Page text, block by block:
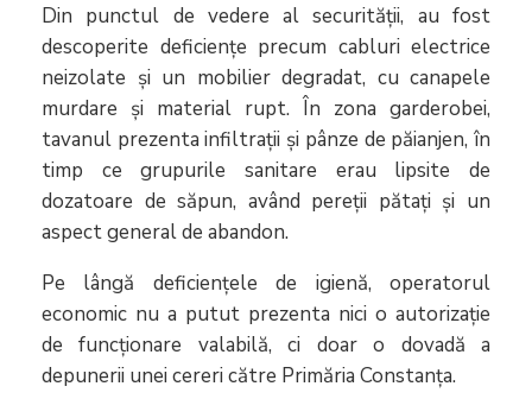
Din punctul de vedere al securității, au fost
descoperite deficiențe precum cabluri electrice
neizolate și un mobilier degradat, cu canapele
murdare și material rupt. În zona garderobei,
tavanul prezenta infiltrații și pânze de păianjen, în
timp ce grupurile sanitare erau lipsite de
dozatoare de săpun, având pereții pătați și un
aspect general de abandon.
Pe lângă deficiențele de igienă, operatorul
economic nu a putut prezenta nici o autorizație
de funcționare valabilă, ci doar o dovadă a
depunerii unei cereri către Primăria Constanța.